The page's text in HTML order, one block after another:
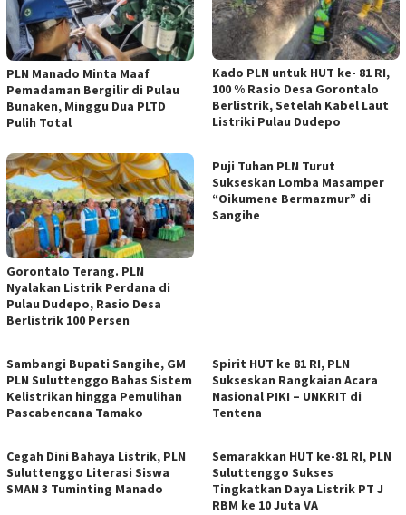
PLN Manado Minta Maaf
Pemadaman Bergilir di Pulau
Bunaken, Minggu Dua PLTD
Pulih Total
Kado PLN untuk HUT ke- 81 RI,
100 % Rasio Desa Gorontalo
Berlistrik, Setelah Kabel Laut
Listriki Pulau Dudepo
Gorontalo Terang. PLN
Nyalakan Listrik Perdana di
Pulau Dudepo, Rasio Desa
Berlistrik 100 Persen
Puji Tuhan PLN Turut
Sukseskan Lomba Masamper
“Oikumene Bermazmur” di
Sangihe
Sambangi Bupati Sangihe, GM
PLN Suluttenggo Bahas Sistem
Kelistrikan hingga Pemulihan
Pascabencana Tamako
Spirit HUT ke 81 RI, PLN
Sukseskan Rangkaian Acara
Nasional PIKI – UNKRIT di
Tentena
Cegah Dini Bahaya Listrik, PLN
Suluttenggo Literasi Siswa
SMAN 3 Tuminting Manado
Semarakkan HUT ke-81 RI, PLN
Suluttenggo Sukses
Tingkatkan Daya Listrik PT J
RBM ke 10 Juta VA